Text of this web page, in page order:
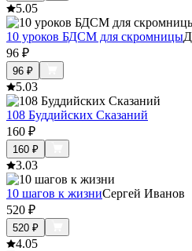
5.05
10 уроков БДСМ для скромницы
96 ₽
96 ₽
5.03
108 Буддийских Сказаний
160 ₽
160 ₽
3.03
10 шагов к жизниСергей Иванов
520 ₽
520 ₽
4.05